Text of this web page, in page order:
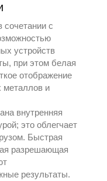
сочетании с
устройств
при этом белая
отображение
металлов и
внутренняя
это облегчает
Быстрая
разрешающая
результаты.